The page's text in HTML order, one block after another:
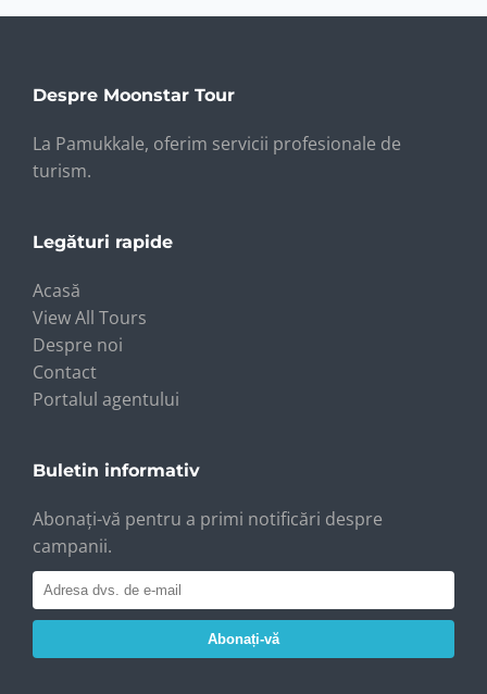
Despre Moonstar Tour
La Pamukkale, oferim servicii profesionale de
turism.
Legături rapide
Acasă
View All Tours
Despre noi
Contact
Portalul agentului
Buletin informativ
Abonați-vă pentru a primi notificări despre
campanii.
Abonați-vă